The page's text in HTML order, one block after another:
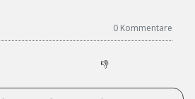
0 Kommentare
👎